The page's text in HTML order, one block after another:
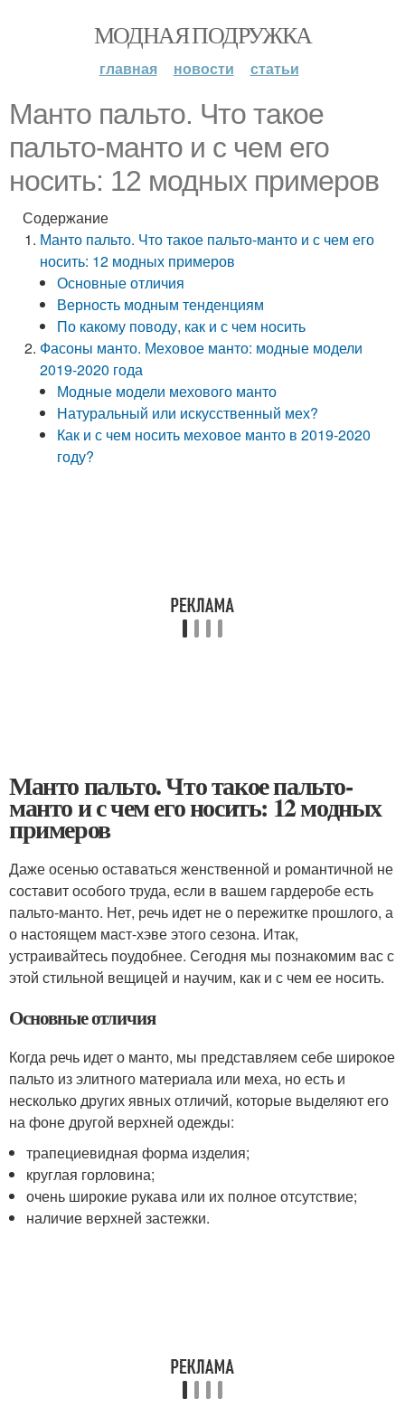
МОДНАЯ ПОДРУЖКА
главная новости статьи
Манто пальто. Что такое
пальто-манто и с чем его
носить: 12 модных примеров
Содержание
Манто пальто. Что такое пальто-манто и с чем его
носить: 12 модных примеров
Основные отличия
Верность модным тенденциям
По какому поводу, как и с чем носить
Фасоны манто. Меховое манто: модные модели
2019-2020 года
Модные модели мехового манто
Натуральный или искусственный мех?
Как и с чем носить меховое манто в 2019-2020
году?
Манто пальто. Что такое пальто-
манто и с чем его носить: 12 модных
примеров
Даже осенью оставаться женственной и романтичной не
составит особого труда, если в вашем гардеробе есть
пальто-манто. Нет, речь идет не о пережитке прошлого, а
о настоящем маст-хэве этого сезона. Итак,
устраивайтесь поудобнее. Сегодня мы познакомим вас с
этой стильной вещицей и научим, как и с чем ее носить.
Основные отличия
Когда речь идет о манто, мы представляем себе широкое
пальто из элитного материала или меха, но есть и
несколько других явных отличий, которые выделяют его
на фоне другой верхней одежды:
трапециевидная форма изделия;
круглая горловина;
очень широкие рукава или их полное отсутствие;
наличие верхней застежки.